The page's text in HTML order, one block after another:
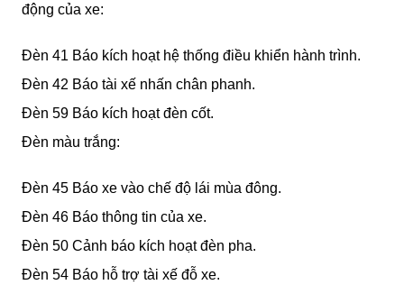
động của xe:
Đèn 41 Báo kích hoạt hệ thống điều khiển hành trình.
Đèn 42 Báo tài xế nhấn chân phanh.
Đèn 59 Báo kích hoạt đèn cốt.
Đèn màu trắng:
Đèn 45 Báo xe vào chế độ lái mùa đông.
Đèn 46 Báo thông tin của xe.
Đèn 50 Cảnh báo kích hoạt đèn pha.
Đèn 54 Báo hỗ trợ tài xế đỗ xe.